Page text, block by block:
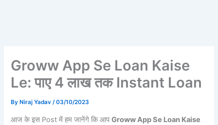
Groww App Se Loan Kaise
Le: पाए 4 लाख तक Instant Loan
By Niraj Yadav/03/10/2023
आज के इस Post में हम जानेंगे कि आपGroww App Se Loan Kaise